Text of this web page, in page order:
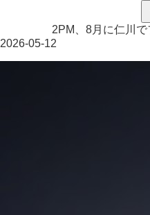
2PM、8月に仁川
2026-05-12